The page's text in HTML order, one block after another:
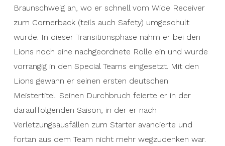
In 2016, he joined the New Yorker Lions from
Braunschweig, where he was quickly retrained
from wide receiver to cornerback (sometimes
safety). In this transition phase, he still took a
subordinate role with the Lions and was primarily
used in the special teams. He won his first
German championship with them. His
breakthrough came in the following season,
when he was promoted to starter after
teammates missed games due to injury and
Braunschweig an, wo er schnell vom Wide Receiver
zum Cornerback (teils auch Safety) umgeschult
wurde. In dieser Transitionsphase nahm er bei den
Lions noch eine nachgeordnete Rolle ein und wurde
vorrangig in den Special Teams eingesetzt. Mit den
Lions gewann er seinen ersten deutschen
Meistertitel. Seinen Durchbruch feierte er in der
darauffolgenden Saison, in der er nach
Verletzungsausfällen zum Starter avancierte und
fortan aus dem Team nicht mehr wegzudenken war.